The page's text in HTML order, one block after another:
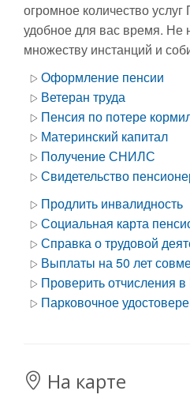
огромное количество
удобное для вас время. Не
множеству инстанций и
Оформление пенсии
Ветеран труда
Пенсия по потере
Материнский капитал
Получение СНИЛС
Свидетельство
Продлить инвалидность
Социальная карта
Справка о трудовой
Выплаты на 50 лет
Проверить отчисления
Парковочное
На карте